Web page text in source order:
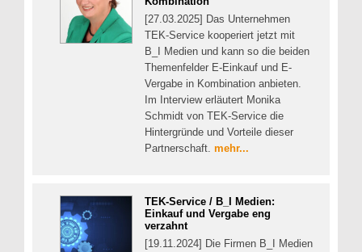
[27.03.2025] Das Unternehmen
TEK-Service kooperiert jetzt mit
B_I Medien und kann so die beiden
Themenfelder E-Einkauf und E-
Vergabe in Kombination anbieten.
Im Interview erläutert Monika
Schmidt von TEK-Service die
Hintergründe und Vorteile dieser
Partnerschaft. mehr...
TEK-Service / B_I Medien:
Einkauf und Vergabe eng
verzahnt
[19.11.2024] Die Firmen B_I Medien